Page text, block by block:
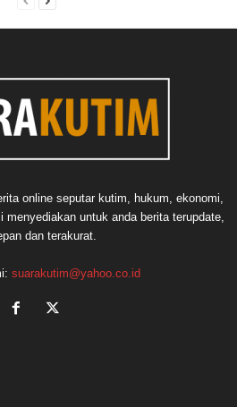
online seputar kutim, hukum, ekonomi,
untuk anda berita terupdate,
dan terakurat.
suarakutim@yahoo.co.id